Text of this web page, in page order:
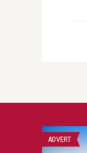
ADVERT